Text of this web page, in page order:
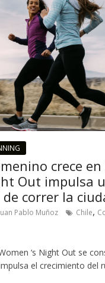
crece en
Out impulsa
correr la
Pablo Muñoz Chile,
‘s Night Out se
el crecimiento del